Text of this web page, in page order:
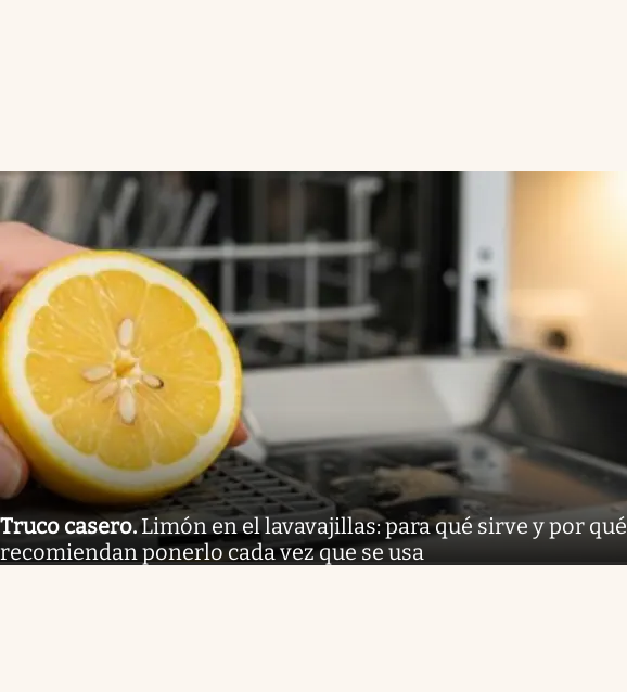
Truco casero.Limón en el lavavajillas: para qué sirve y por qué
recomiendan ponerlo cada vez que se usa